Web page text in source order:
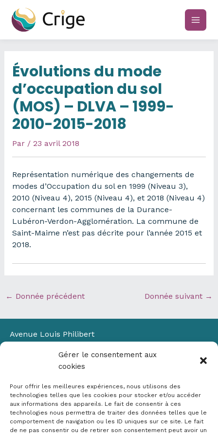
Gérer le consentement aux
cookies
Pour offrir les meilleures expériences, nous utilisons des
technologies telles que les cookies pour stocker et/ou accéder
aux informations des appareils. Le fait de consentir à ces
technologies nous permettra de traiter des données telles que le
comportement de navigation ou les ID uniques sur ce site. Le fait
de ne pas consentir ou de retirer son consentement peut avoir un
contenu
main
Évolutions du mode
d’occupation du sol
(MOS) – DLVA – 1999-
2010-2015-2018
Par / 23 avril 2018
Représentation numérique des changements de
modes d’Occupation du sol en 1999 (Niveau 3),
2010 (Niveau 4), 2015 (Niveau 4), et 2018 (Niveau 4)
concernant les communes de la Durance-
Lubéron-Verdon-Agglomération. La commune de
Saint-Maime n’est pas décrite pour l’année 2015 et
2018.
← Donnée précédent Donnée suivant →
Avenue Louis Philibert
Bâtiment Laennec
13100 Aix-en-Provence
✉ contact@crige-paca.org